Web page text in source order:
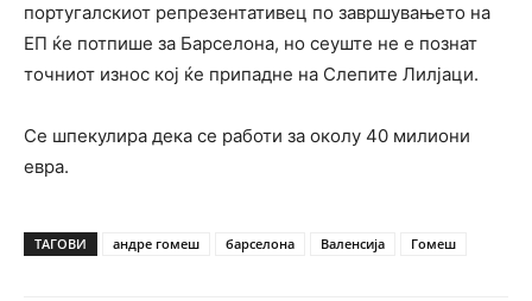
португалскиот репрезентативец по завршувањето на
ЕП ќе потпише за Барселона, но сеуште не е познат
точниот износ кој ќе припадне на Слепите Лилјаци.
Се шпекулира дека се работи за околу 40 милиони
евра.
ТАГОВИ андре гомеш барселона Валенсија Гомеш